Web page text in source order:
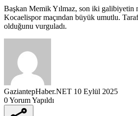
Başkan Memik Yılmaz, son iki galibiyetin
Kocaelispor maçından büyük umutlu.
olduğunu vurguladı.
GaziantepHaber.NET 10 Eylül 2025
0 Yorum Yapıldı